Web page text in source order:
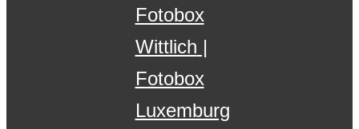
Fotobox
Wittlich
Fotobox
Luxemburg